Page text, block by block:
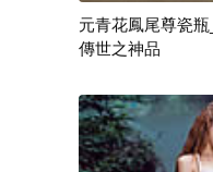
元青花鳳尾尊瓷
傳世之神品